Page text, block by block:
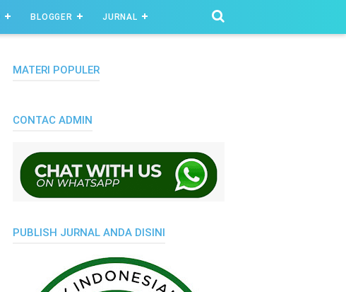
BLOGGER JURNAL
MATERI POPULER
CONTAC ADMIN
PUBLISH JURNAL ANDA DISINI